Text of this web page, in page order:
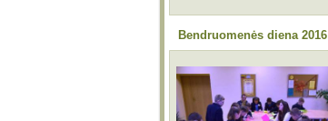
Bendruomenės diena 2016